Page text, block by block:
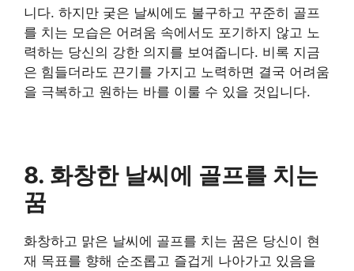
니다. 하지만 궂은 날씨에도 불구하고 꾸준히 골프
를 치는 모습은 어려움 속에서도 포기하지 않고 노
력하는 당신의 강한 의지를 보여줍니다. 비록 지금
은 힘들더라도 끈기를 가지고 노력하면 결국 어려움
을 극복하고 원하는 바를 이룰 수 있을 것입니다.
​8. 화창한 날씨에 골프를 치는
꿈
​화창하고 맑은 날씨에 골프를 치는 꿈은 당신이 현
재 목표를 향해 순조롭고 즐겁게 나아가고 있음을